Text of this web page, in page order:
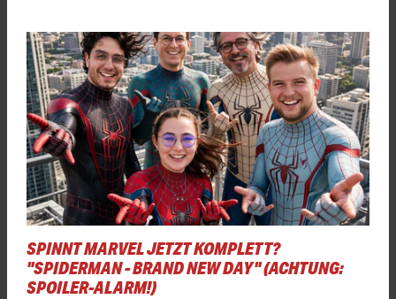
SPINNT MARVEL JETZT KOMPLETT?
"SPIDERMAN - BRAND NEW DAY" (ACHTUNG:
SPOILER-ALARM!)